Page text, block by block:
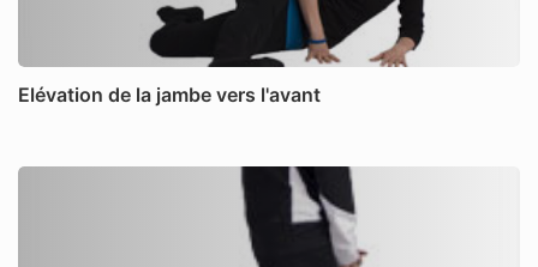
Elévation de la jambe vers l'avant